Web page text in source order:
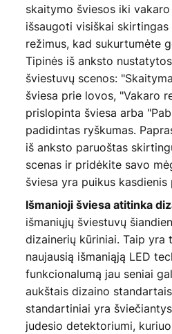
skaitymo šviesos iki
išsaugoti visiškai
režimus, kad sukurtumėte
Tipinės iš anksto
šviestuvų scenos:
šviesa prie lovos, "Vakaro
prislopinta šviesa arba
padidintas ryškumas.
iš anksto paruoštas
scenas ir pridėkite savo
šviesa yra puikus kasdienis
Išmanioji šviesa atitinka
išmaniųjų šviestuvų
dizainerių kūriniai. Taip yra
naujausią išmaniąją LED
funkcionalumą jau seniai
aukštais dizaino
standartiniai yra
judesio detektoriumi,